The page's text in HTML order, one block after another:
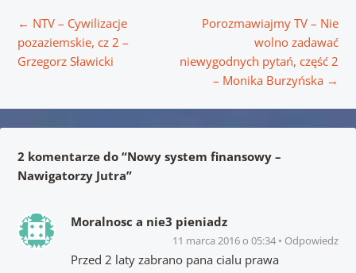
← NTV – Cywilizacje
pozaziemskie, cz 2 –
Grzegorz Sławicki
Porozmawiajmy TV – Nie
wolno zadawać
niewygodnych pytań, część 2
– Monika Burzyńska →
2 komentarze do “Nowy system finansowy –
Nawigatorzy Jutra”
Moralnosc a nie3 pieniadz
11 marca 2016 o 05:34 Odpowiedz
Przed 2 laty zabrano pana cialu prawa